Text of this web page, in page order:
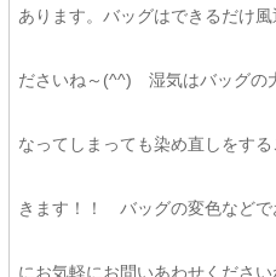
あります。バッグはできるだけ
ださいね～(^^) 湿気はバッグの
なってしまっても染め直しをす
きます！！ バッグの変色など
にお気軽にお問いあわせくださ